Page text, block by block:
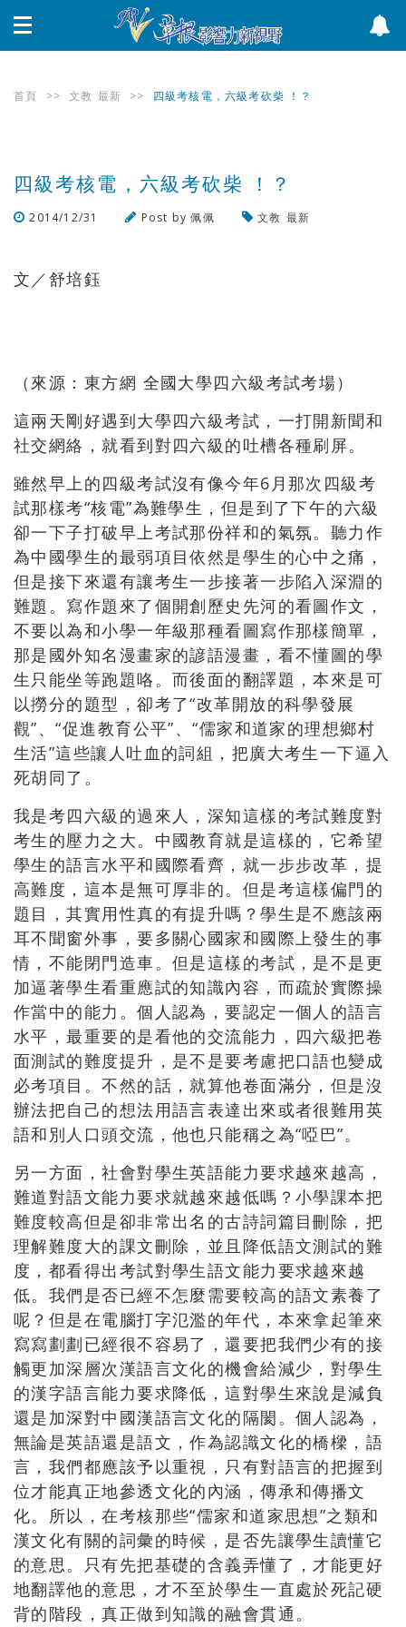
首頁 >> 文教 最新 >> 四級考核電，六級考砍柴 ！？
四級考核電，六級考砍柴 ！？
2014/12/31 Post by佩佩 文教 最新
文／舒培鈺
（來源：東方網 全國大學四六級考試考場）
這兩天剛好遇到大學四六級考試，一打開新聞和
社交網絡，就看到對四六級的吐槽各種刷屏。
雖然早上的四級考試沒有像今年6月那次四級考
試那樣考“核電”為難學生，但是到了下午的六級
卻一下子打破早上考試那份祥和的氣氛。聽力作
為中國學生的最弱項目依然是學生的心中之痛，
但是接下來還有讓考生一步接著一步陷入深淵的
難題。寫作題來了個開創歷史先河的看圖作文，
不要以為和小學一年級那種看圖寫作那樣簡單，
那是國外知名漫畫家的諺語漫畫，看不懂圖的學
生只能坐等跑題咯。而後面的翻譯題，本來是可
以撈分的題型，卻考了“改革開放的科學發展
觀”、“促進教育公平”、“儒家和道家的理想鄉村
生活”這些讓人吐血的詞組，把廣大考生一下逼入
死胡同了。
我是考四六級的過來人，深知這樣的考試難度對
考生的壓力之大。中國教育就是這樣的，它希望
學生的語言水平和國際看齊，就一步步改革，提
高難度，這本是無可厚非的。但是考這樣偏門的
題目，其實用性真的有提升嗎？學生是不應該兩
耳不聞窗外事，要多關心國家和國際上發生的事
情，不能閉門造車。但是這樣的考試，是不是更
加逼著學生看重應試的知識內容，而疏於實際操
作當中的能力。個人認為，要認定一個人的語言
水平，最重要的是看他的交流能力，四六級把卷
面測試的難度提升，是不是要考慮把口語也變成
必考項目。不然的話，就算他卷面滿分，但是沒
辦法把自己的想法用語言表達出來或者很難用英
語和別人口頭交流，他也只能稱之為“啞巴”。
另一方面，社會對學生英語能力要求越來越高，
難道對語文能力要求就越來越低嗎？小學課本把
難度較高但是卻非常出名的古詩詞篇目刪除，把
理解難度大的課文刪除，並且降低語文測試的難
度，都看得出考試對學生語文能力要求越來越
低。我們是否已經不怎麼需要較高的語文素養了
呢？但是在電腦打字氾濫的年代，本來拿起筆來
寫寫劃劃已經很不容易了，還要把我們少有的接
觸更加深層次漢語言文化的機會給減少，對學生
的漢字語言能力要求降低，這對學生來說是減負
還是加深對中國漢語言文化的隔閡。個人認為，
無論是英語還是語文，作為認識文化的橋樑，語
言，我們都應該予以重視，只有對語言的把握到
位才能真正地參透文化的內涵，傳承和傳播文
化。所以，在考核那些“儒家和道家思想”之類和
漢文化有關的詞彙的時候，是否先讓學生讀懂它
的意思。只有先把基礎的含義弄懂了，才能更好
地翻譯他的意思，才不至於學生一直處於死記硬
背的階段，真正做到知識的融會貫通。